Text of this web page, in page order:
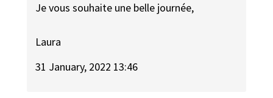
Je vous souhaite une belle journée,
Laura
31 January, 2022 13:46